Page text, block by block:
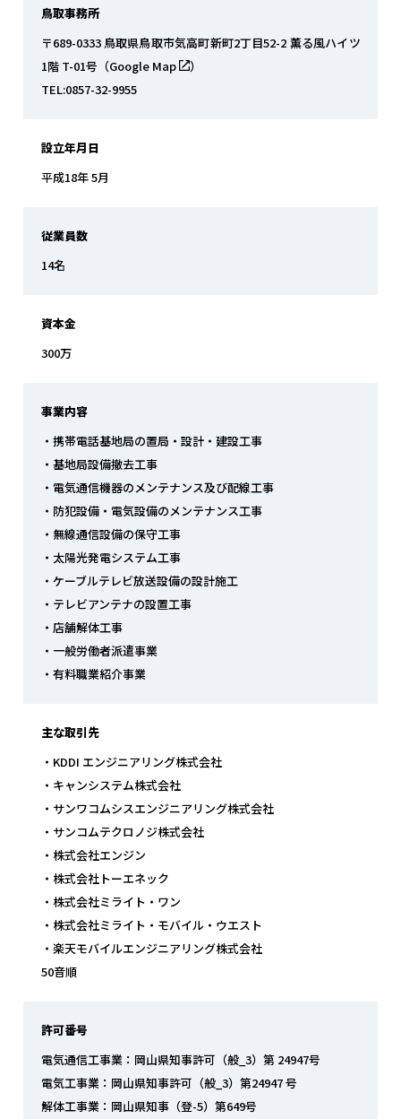
鳥取事務所
〒689-0333 鳥取県鳥取市気高町新町2丁目52-2 薫る風ハイツ
1階 T-01号 （Google Map
）
TEL:0857-32-9955
設立年月日
平成18年 5月
従業員数
14名
資本金
300万
事業内容
・携帯電話基地局の置局・設計・建設工事
・基地局設備撤去工事
・電気通信機器のメンテナンス及び配線工事
・防犯設備・電気設備のメンテナンス工事
・無線通信設備の保守工事
・太陽光発電システム工事
・ケーブルテレビ放送設備の設計施工
・テレビアンテナの設置工事
・店舗解体工事
・一般労働者派遣事業
・有料職業紹介事業
主な取引先
・KDDI エンジニアリング株式会社
・キャンシステム株式会社
・サンワコムシスエンジニアリング株式会社
・サンコムテクロノジ株式会社
・株式会社エンジン
・株式会社トーエネック
・株式会社ミライト・ワン
・株式会社ミライト・モバイル・ウエスト
・楽天モバイルエンジニアリング株式会社
50音順
許可番号
電気通信工事業：岡山県知事許可（般_3）第 24947号
電気工事業：岡山県知事許可（般_3）第24947 号
解体工事業：岡山県知事（登-5）第649号